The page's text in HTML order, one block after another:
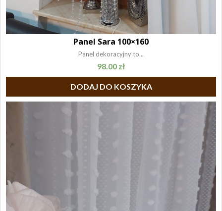
Panel Sara 100×160
Panel dekoracyjny to...
98.00 zł
DODAJ DO KOSZYKA